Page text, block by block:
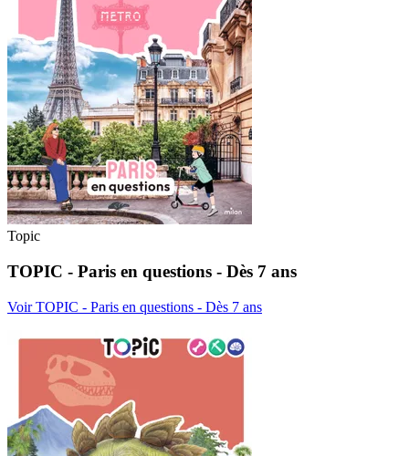
Topic
TOPIC - Paris en questions - Dès 7 ans
Voir TOPIC - Paris en questions - Dès 7 ans